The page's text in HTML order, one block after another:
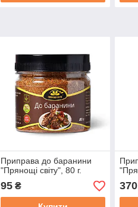
Приправа до баранини
"Прянощi свiту", 80 г.
95₴ 370